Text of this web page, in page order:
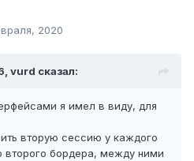
2020
vurd сказал:
я имел в виду, для
вторую сессию у каждого
второго бордера, между ними